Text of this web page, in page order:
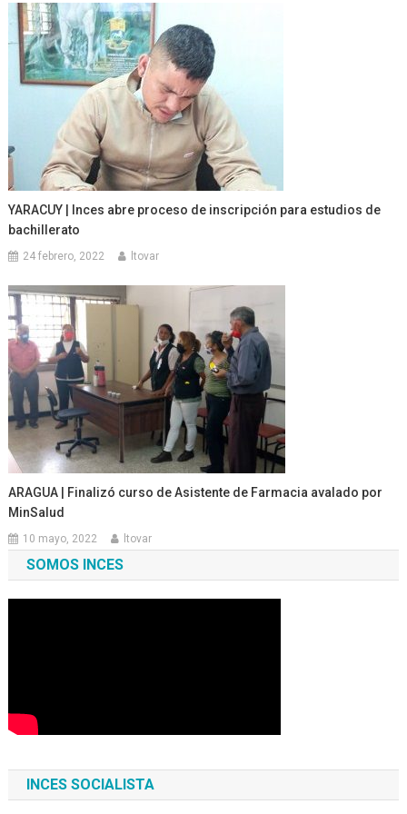
YARACUY | Inces abre proceso de inscripción para estudios de
bachillerato
24 febrero, 2022 ltovar
ARAGUA | Finalizó curso de Asistente de Farmacia avalado por
MinSalud
10 mayo, 2022 ltovar
SOMOS INCES
INCES SOCIALISTA